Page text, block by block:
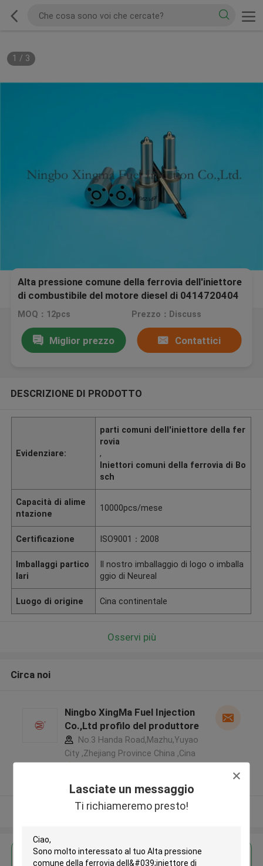
Lasciate un messaggio
Ti richiameremo presto!
1 / 3
Alta pressione comune della ferrovia dell'iniettore
di combustibile del motore diesel di 0414720404
automobili
MOQ：12pcs Prezzo：Discuss
Miglior prezzo Contattici
DESCRIZIONE DI PRODOTTO
Evidenziare:
parti comuni dell'iniettore della fer
rovia
,
Iniettori comuni della ferrovia di Bo
sch
Capacità di alime
ntazione
10000pcs/mese
Certificazione ISO9001：2008
Imballaggi partico
lari
Il nostro imballaggio di logo o imballa
ggio di Neureal
Luogo di origine Cina continentale
Osservi più
Circa noi
Ningbo XingMa Fuel Injection
Co.,Ltd profilo del produttore
No.3 Handa Road,Mazhu,Yuyao
City ,Zhejiang Province China ,Cina
Osservi più
Ottieni il miglior prezzo per